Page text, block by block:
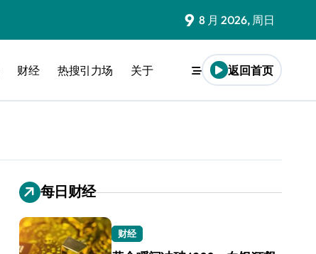
9 8 月 2026, 周日
财经 热搜引力场 关于 返回首页
每日财经
财经